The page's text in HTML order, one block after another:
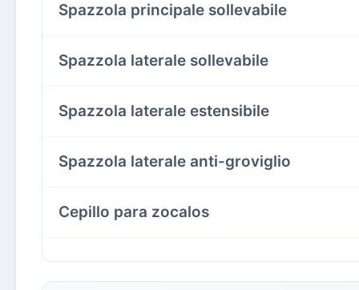
Spazzola principale sollevabile
Spazzola laterale sollevabile
Spazzola laterale estensibile
Spazzola laterale anti-groviglio
Cepillo para zocalos